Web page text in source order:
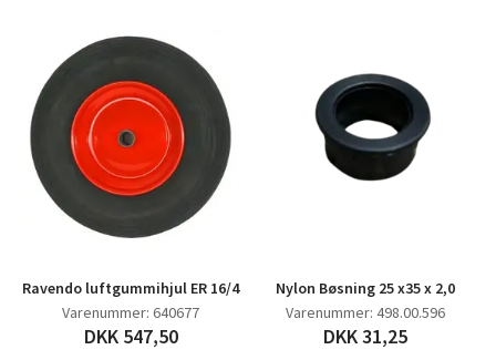
Ravendo luftgummihjul ER 16/4
Varenummer: 640677
DKK 547,50
Nylon Bøsning 25 x35 x 2,0
Varenummer: 498.00.596
DKK 31,25